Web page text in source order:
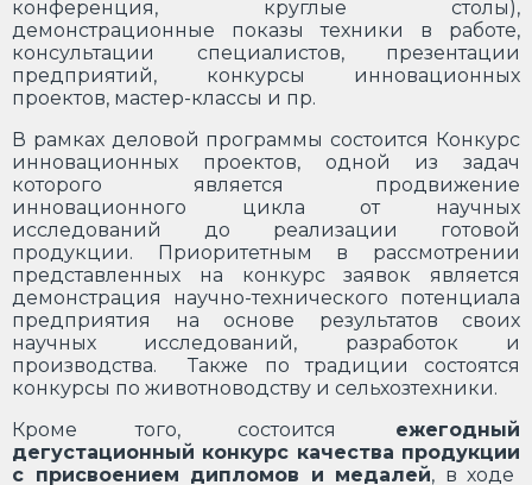
конференция, круглые столы),
демонстрационные показы техники в работе,
консультации специалистов, презентации
предприятий, конкурсы инновационных
проектов, мастер-классы и пр.
В рамках деловой программы состоится Конкурс
инновационных проектов, одной из задач
которого является продвижение
инновационного цикла от научных
исследований до реализации готовой
продукции. Приоритетным в рассмотрении
представленных на конкурс заявок является
демонстрация научно-технического потенциала
предприятия на основе результатов своих
научных исследований, разработок и
производства. Также по традиции состоятся
конкурсы по животноводству и сельхозтехники.
Кроме того, состоится
ежегодный
дегустационный конкурс качества продукции
с присвоением дипломов и медалей, в ходе